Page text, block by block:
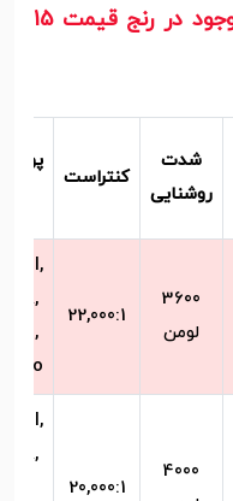
مقایسه ویدئو پروژکتورهای موجود در رنج قیمت 15
شدت
روشنایی
کنتراست
3600
لومن
22,000:1
4000
20,000:1